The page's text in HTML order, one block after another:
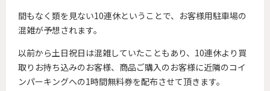
間もなく類を見ない10連休ということで、お客様用駐車場の
混雑が予想されます。
以前から土日祝日は混雑していたこともあり、10連休より買
取りお持ち込みのお客様、商品ご購入のお客様に近隣のコイ
ンパーキングへの1時間無料券を配布させて頂きます。